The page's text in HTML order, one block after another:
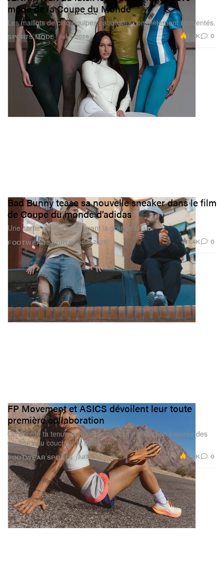
SPORTS MODE
mode de la Coupe du Monde
Les maillots de cinq équipes nationales complètement réinventés.
Jul 8, 2026 2.4K 0
FOOTWEAR SPORTS
Bad Bunny tease sa nouvelle sneaker dans le film
de Coupe du monde d’adidas
Une sortie prévue juste avant la grande finale.
Jul 8, 2026 1.4K 0
FOOTWEAR SPORTS
FP Movement et ASICS dévoilent leur toute
première collaboration
On booste ta tenue de running avec une collection inspirée des
couleurs du coucher de soleil.
Jul 7, 2026 2.3K 0